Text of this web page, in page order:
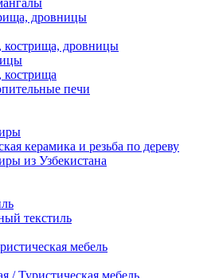
дровницы
кострища, дровницы
кострища
печи
керамика и резьба по дереву
из Узбекистана
текстиль
мебель
/ Туристическая мебель